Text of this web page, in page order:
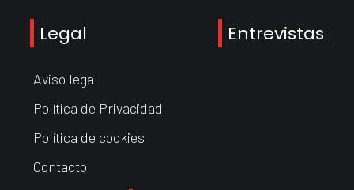
Legal
Aviso legal
Política de Privacidad
Política de cookies
Contacto
Entrevistas